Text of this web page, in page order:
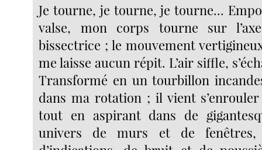
Je tourne, je tourne, je tourne...
valse, mon corps tourne sur
bissectrice ; le mouvement
me laisse aucun répit. L’air siffle,
Transformé en un tourbillon
dans ma rotation ; il vient
tout en aspirant dans de
univers de murs et de